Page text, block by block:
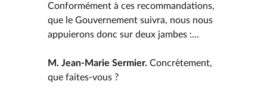
Conformément à ces recommandations,
que le Gouvernement suivra, nous nous
appuierons donc sur deux jambes :…
M. Jean-Marie Sermier. Concrètement,
que faites-vous ?